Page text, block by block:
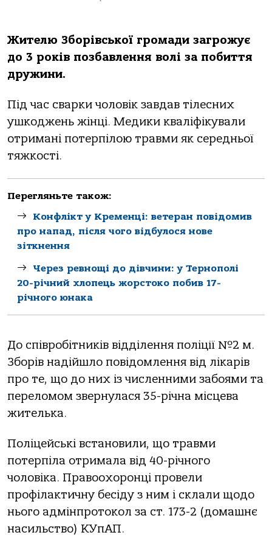
Жителю Зборівської громади загрожує
до 3 років позбавлення волі за побиття
дружини.
Під час сварки чоловік завдав тілесних
ушкоджень жінці. Медики кваліфікували
отримані потерпілою травми як середньої
тяжкості.
Перегляньте також:
Конфлікт у Кременці: ветеран повідомив
про напад, після чого відбулося нове
зіткнення
Через ревнощі до дівчини: у Тернополі
20-річний хлопець жорстоко побив 17-
річного юнака
До співробітників відділення поліції №2 м.
Зборів надійшло повідомлення від лікарів
про те, що до них із численними забоями та
переломом звернулася 35-річна місцева
жителька.
Поліцейські встановили, що травми
потерпіла отримала від 40-річного
чоловіка. Правоохоронці провели
профілактичну бесіду з ним і склали щодо
нього адмінпротокол за ст. 173-2 (домашнє
насильство) КУпАП.